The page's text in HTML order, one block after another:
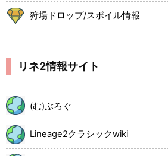
狩場ドロップ/スポイル情報
リネ2情報サイト
(む)ぶろぐ
Lineage2クラシックwiki